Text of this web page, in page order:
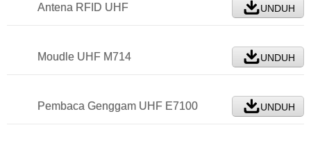
Antena RFID UHF UNDUH
Moudle UHF M714 UNDUH
Pembaca Genggam UHF E7100 UNDUH